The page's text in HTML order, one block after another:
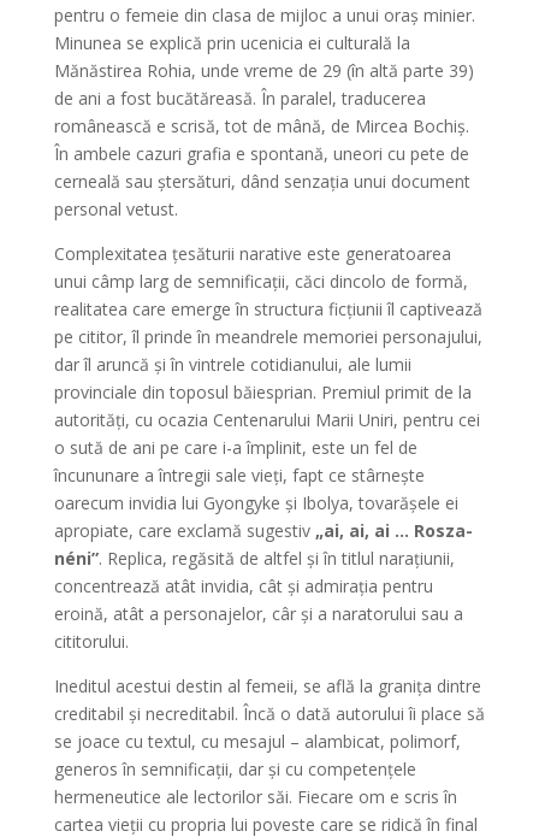
pentru o femeie din clasa de mijloc a unui oraș minier.
Minunea se explică prin ucenicia ei culturală la
Mănăstirea Rohia, unde vreme de 29 (în altă parte 39)
de ani a fost bucătăreasă. În paralel, traducerea
românească e scrisă, tot de mână, de Mircea Bochiș.
În ambele cazuri grafia e spontană, uneori cu pete de
cerneală sau ștersături, dând senzația unui document
personal vetust.
Complexitatea țesăturii narative este generatoarea
unui câmp larg de semnificații, căci dincolo de formă,
realitatea care emerge în structura ficțiunii îl captivează
pe cititor, îl prinde în meandrele memoriei personajului,
dar îl aruncă și în vintrele cotidianului, ale lumii
provinciale din toposul băiesprian. Premiul primit de la
autorități, cu ocazia Centenarului Marii Uniri, pentru cei
o sută de ani pe care i-a împlinit, este un fel de
încununare a întregii sale vieți, fapt ce stârnește
oarecum invidia lui Gyongyke și Ibolya, tovarășele ei
apropiate, care exclamă sugestiv „ai, ai, ai … Rosza-
néni”. Replica, regăsită de altfel și în titlul narațiunii,
concentrează atât invidia, cât și admirația pentru
eroină, atât a personajelor, câr și a naratorului sau a
cititorului.
Ineditul acestui destin al femeii, se află la granița dintre
creditabil și necreditabil. Încă o dată autorului îi place să
se joace cu textul, cu mesajul – alambicat, polimorf,
generos în semnificații, dar și cu competențele
hermeneutice ale lectorilor săi. Fiecare om e scris în
cartea vieții cu propria lui poveste care se ridică în final